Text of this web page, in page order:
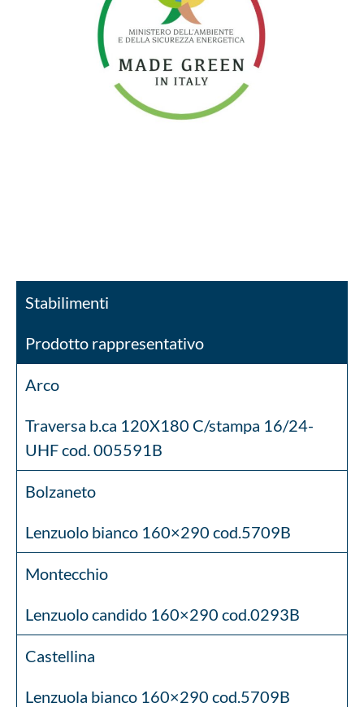
Stabilimenti
Prodotto rappresentativo
Arco
Traversa b.ca 120X180 C/stampa 16/24-
UHF cod. 005591B
Bolzaneto
Lenzuolo bianco 160×290 cod.5709B
Montecchio
Lenzuolo candido 160×290 cod.0293B
Castellina
Lenzuola bianco 160×290 cod.5709B